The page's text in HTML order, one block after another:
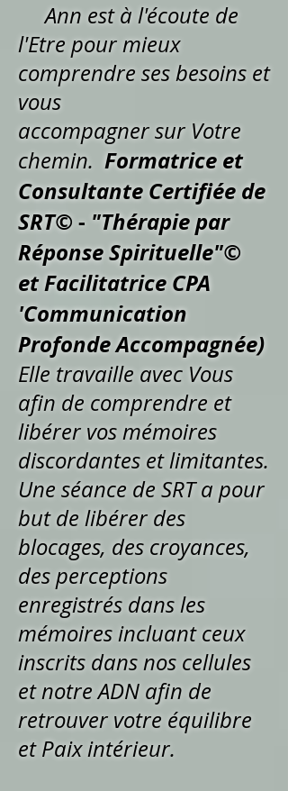
Ann est à l'écoute de
l'Etre pour mieux
comprendre ses besoins et
vous
accompagner sur Votre
chemin. Formatrice et
Consultante Certifiée de
SRT© - "Thérapie par
Réponse Spirituelle"©
et Facilitatrice CPA
'Communication
Profonde Accompagnée)
Elle travaille avec Vous
afin de comprendre et
libérer vos mémoires
discordantes et limitantes.
Une séance de SRT a pour
but de libérer des
blocages, des croyances,
des perceptions
enregistrés dans les
mémoires incluant ceux
inscrits dans nos cellules
et notre ADN afin de
retrouver votre équilibre
et Paix intérieur.